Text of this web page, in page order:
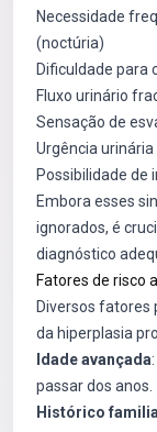
Necessidade
(noctúria)
Dificuldade para
Fluxo urinário
Sensação de
Urgência urinária
Possibilidade de
Embora esses
ignorados, é
diagnóstico
Fatores de risco
Diversos fatores
da hiperplasia
Idade avançada
passar dos anos.
Histórico